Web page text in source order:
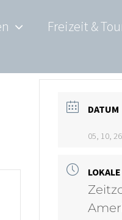
Freizeit &
DATUM
05, 10, 26